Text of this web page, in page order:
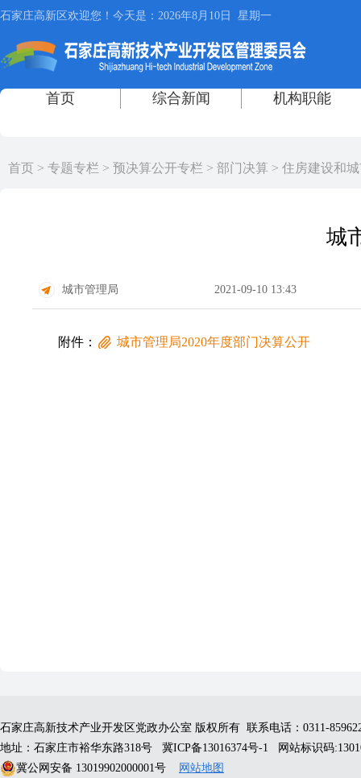
首页 > 专题专栏 > 预决算公开专栏 > 部门决算 > 住房建设和
城
城市管理局 2021-09-10 13:43
附件： 城市管理局2020年度部门决算公开